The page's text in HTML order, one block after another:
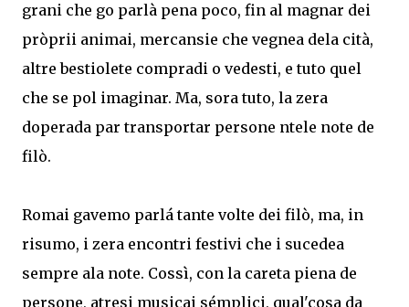
grani che go parlà pena poco, fin al magnar dei
pròprii animai, mercansie che vegnea dela cità,
altre bestiolete compradi o vedesti, e tuto quel
che se pol imaginar. Ma, sora tuto, la zera
doperada par transportar persone ntele note de
filò.
Romai gavemo parlá tante volte dei filò, ma, in
risumo, i zera encontri festivi che i sucedea
sempre ala note. Cossì, con la careta piena de
persone, atresi musicai sémplici, qual'cosa da